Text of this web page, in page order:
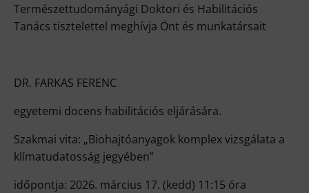
Természettudományági Doktori és Habilitációs
Tanács tisztelettel meghívja Önt és munkatársait
DR. FARKAS FERENC
egyetemi docens habilitációs eljárására.
Szakmai vita: „Biohajtóanyagok komplex vizsgálata a
klímatudatosság jegyében”
időpontja: 2026. március 17. (kedd) 11:15 óra